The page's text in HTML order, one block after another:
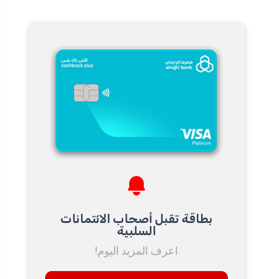
بطاقة تقبل أصحاب الائتمانات
السلبية
اعرف المزيد اليوم!